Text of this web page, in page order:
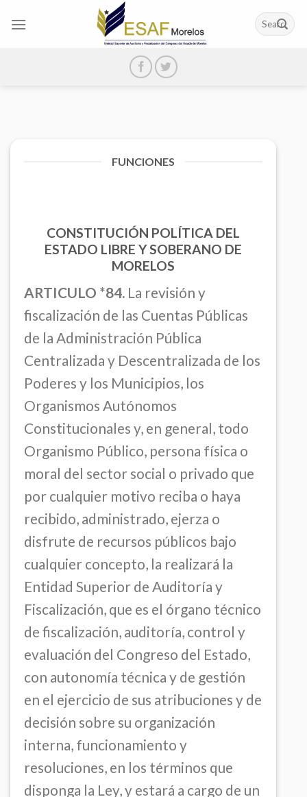
FUNCIONES
CONSTITUCIÓN POLÍTICA DEL
ESTADO LIBRE Y SOBERANO DE
MORELOS
ARTICULO *84. La revisión y
fiscalización de las Cuentas Públicas
de la Administración Pública
Centralizada y Descentralizada de los
Poderes y los Municipios, los
Organismos Autónomos
Constitucionales y, en general, todo
Organismo Público, persona física o
moral del sector social o privado que
por cualquier motivo reciba o haya
recibido, administrado, ejerza o
disfrute de recursos públicos bajo
cualquier concepto, la realizará la
Entidad Superior de Auditoría y
Fiscalización, que es el órgano técnico
de fiscalización, auditoría, control y
evaluación del Congreso del Estado,
con autonomía técnica y de gestión
en el ejercicio de sus atribuciones y de
decisión sobre su organización
interna, funcionamiento y
resoluciones, en los términos que
disponga la Ley, y estará a cargo de un